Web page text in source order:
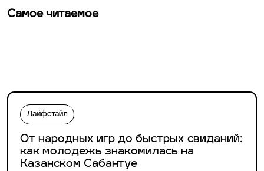
Самое читаемое
Лайфстайл
От народных игр до быстрых свиданий:
как молодежь знакомилась на
Казанском Сабантуе